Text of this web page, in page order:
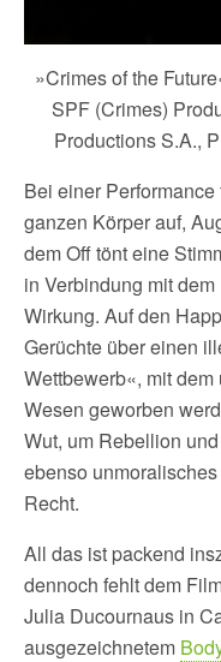
»Crimes of the
SPF (Crimes)
Productions S.A.,
Bei einer
ganzen Körper auf,
dem Off tönt eine
in Verbindung mit
Wirkung. Auf den
Gerüchte über einen
Wettbewerb«, mit
Wesen geworben
Wut, um Rebellion
ebenso
Recht.
All das ist packend
dennoch fehlt dem
Julia Ducournaus in
ausgezeichnetem